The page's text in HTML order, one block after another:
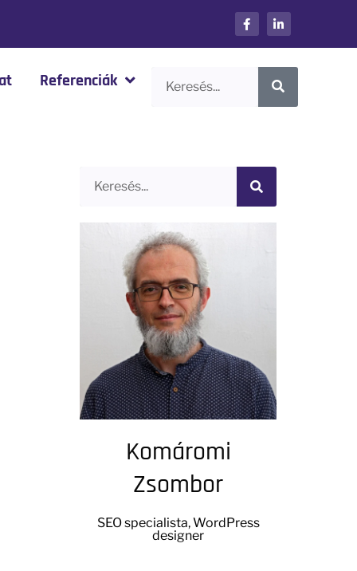
Referenciák
Komáromi
Zsombor
SEO specialista, WordPress
designer